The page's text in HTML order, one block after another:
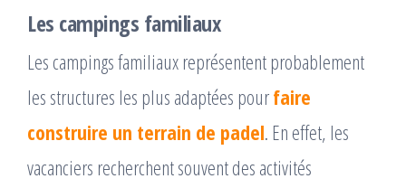
Les campings familiaux
Les campings familiaux représentent probablement
les structures les plus adaptées pourfaire
construire un terrain de padel. En effet, les
vacanciers recherchent souvent des activités